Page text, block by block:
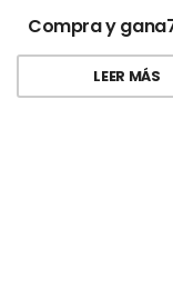
Compra y
LEER MÁS